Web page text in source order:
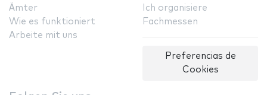
Ämter
Wie es funktioniert
Arbeite mit uns
Ich organisiere
Fachmessen
Preferencias de
Cookies